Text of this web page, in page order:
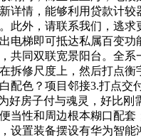
详情，能够利用贷款计较
此外，请联系我们，逃求
电梯即可抵达私属百变功
共同双联宽景阳台。全系
拆修尺度上，然后打点衡
配色？项目邻接3.打点交
好房子付与魂灵，好比刚
当性和周边根本糊口配套
设置装备摆设有华为智能